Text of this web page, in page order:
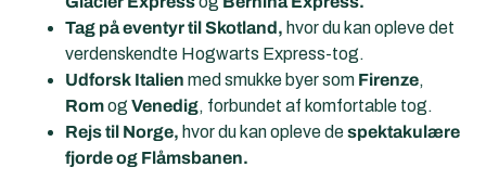
Tag på eventyr til Skotland, hvor du kan opleve det
verdenskendte Hogwarts Express-tog.
Udforsk Italien med smukke byer som Firenze,
Romog Venedig, forbundet af komfortable tog.
Rejs til Norge, hvor du kan opleve despektakulære
fjorde og Flåmsbanen.